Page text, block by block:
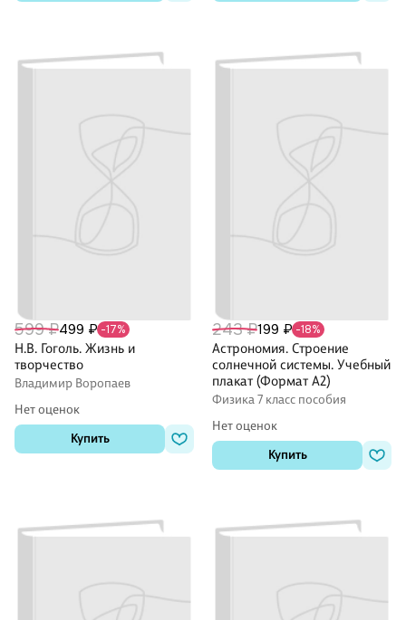
599 ₽499 ₽ -17%
Н.В. Гоголь. Жизнь и
творчество
Владимир Воропаев
Нет оценок
Купить
243 ₽199 ₽ -18%
Астрономия. Строение
солнечной системы. Учебный
плакат (Формат А2)
Физика 7 класс пособия
Нет оценок
Купить